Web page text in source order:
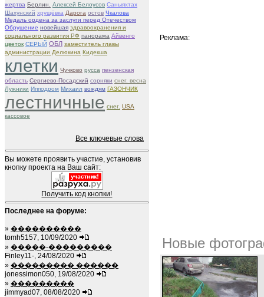
жертва Берлин. Алексей Белоусов Саныяхтах
Шахунский хрущёвка Дарога остов Чкалова
Медаль ордена за заслуги перед Отечеством
Обрушение новейшая здравоохранения и
социального развития РФ панорама Айвенго
цветок СЕРЫЙ ОБЛ заместитель главы
администрации Делюкина Кидекша
клетки Чучково русса пензенская
область Сергиево-Посадский сорняки снег. весна
Лужники Ипподром Михаил вождям ГАЗОНЧИК
лестничные снег. USA
кассовое
Все ключевые слова
Вы можете проявить участие, установив
кнопку проекта на Ваш сайт:
Получить код кнопки!
Последнее на форуме:
» ����������
tomh5157, 10/09/2020
» �����-���������
Finley11-, 24/08/2020
» ��������� ������
jonessimon050, 19/08/2020
» ���������
jimmyad07, 08/08/2020
Реклама:
Новые